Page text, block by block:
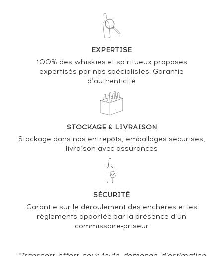
Analyse & Performance du spiritueux
Hennessy Of. V.S.O.P. Privilège United Visual Artists
VARIATION DE LA COTE
EXPERTISE
100% des whiskies et spiritueux proposés
expertisés par nos spécialistes. Garantie
d’authenticité
STOCKAGE & LIVRAISON
Stockage dans nos entrepôts, emballages sécurisés,
livraison avec assurances
SÉCURITÉ
Garantie sur le déroulement des enchères et les
règlements apportée par la présence d’un
commissaire-priseur